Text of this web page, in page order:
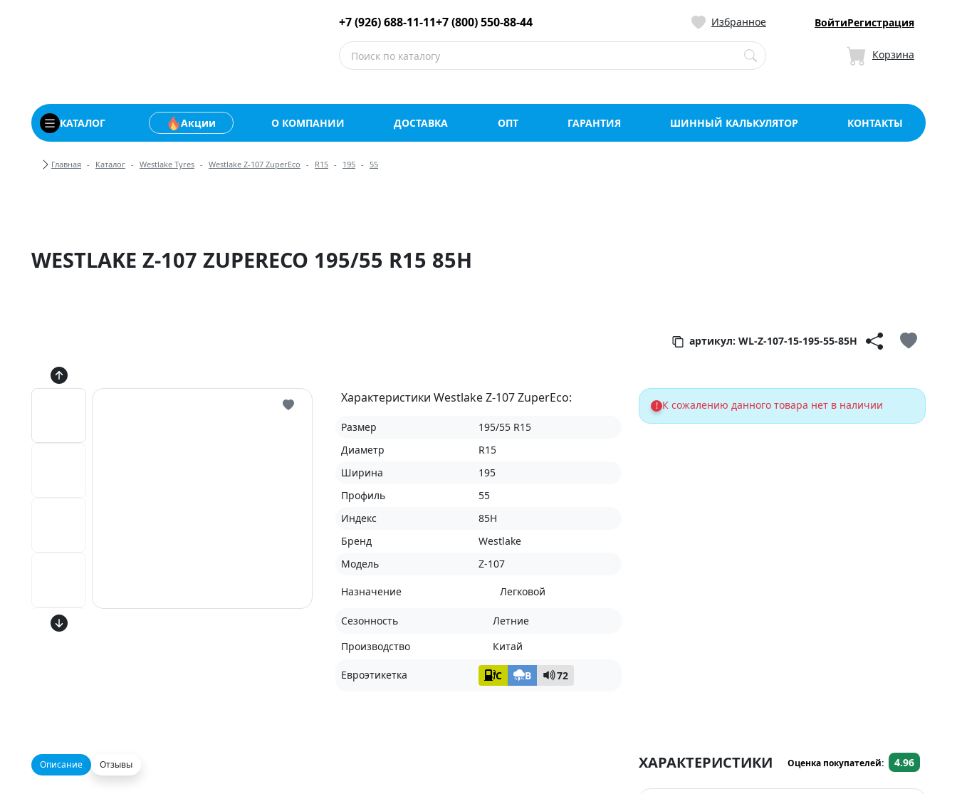
Купить автомобильные шины оптом и в розницу со склада в
+7 (926) 688-11-11+7 (800) 550-88-44 Избранное ВойтиРегистрация
Корзина
КАТАЛОГ Акции О КОМПАНИИ ДОСТАВКА ОПТ ГАРАНТИЯ ШИННЫЙ КАЛЬКУЛЯТОР КОНТАКТЫ
Хлебные крошки
Главная Каталог Westlake Tyres Westlake Z-107 ZuperEco R15 195 55
WESTLAKE Z-107 ZUPERECO 195/55 R15 85H
артикул: WL-Z-107-15-195-55-85H
Характеристики Westlake Z-107 ZuperEco:
Размер
195/55 R15
Диаметр
R15
Ширина
195
Профиль
55
Индекс
85H
Бренд
Westlake
Модель
Z-107
Назначение Легковой
Сезонность
Летние
Производство
Китай
Евроэтикетка C B 72
! К сожалению данного товара нет в наличии
Описание Отзывы ХАРАКТЕРИСТИКИ Оценка покупателей: 4.96